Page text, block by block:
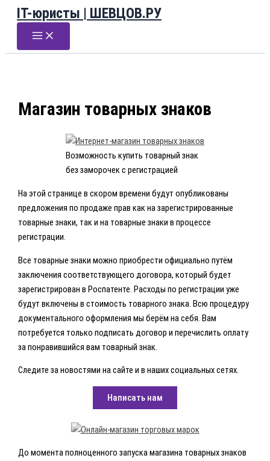
Перейти
содержимому
IT-юристы | ШЕВЦОВ.РУ
Магазин товарных знаков
Возможность купить товарный знак
без заморочек с регистрацией
На этой странице в скором времени будут опубликованы
предложения по продаже прав как на зарегистрированные
товарные знаки, так и на товарные знаки в процессе
регистрации.
Все товарные знаки можно приобрести официально путём
заключения соответствующего договора, который будет
зарегистрирован в Роспатенте. Расходы по регистрации уже
будут включены в стоимость товарного знака. Всю процедуру
документального оформления мы берём на себя. Вам
потребуется только подписать договор и перечислить оплату
за понравившийся вам товарный знак.
Следите за новостями на сайте и в наших социальных сетях.
Написать нам
До момента полноценного запуска магазина товарных знаков